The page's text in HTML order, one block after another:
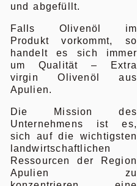
und abgefüllt.
Falls Olivenöl im
Produkt vorkommt, so
handelt es sich immer
um Qualität – Extra
virgin Olivenöl aus
Apulien.
Die Mission des
Unternehmens ist es,
sich auf die wichtigsten
landwirtschaftlichen
Ressourcen der Region
Apulien zu